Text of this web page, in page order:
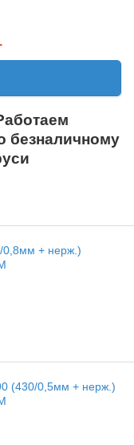
безналичному
0,8мм + нерж.)
(430/0,5мм + нерж.)